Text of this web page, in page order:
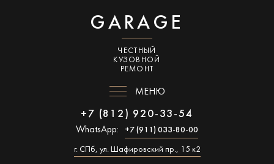
GARAGE
ЧЕСТНЫЙ
КУЗОВНОЙ
РЕМОНТ
МЕНЮ
+7 (812) 920-33-54
WhatsApp: +7 (911) 033-80-00
г. СПб, ул. Шафировский пр., 15 к2